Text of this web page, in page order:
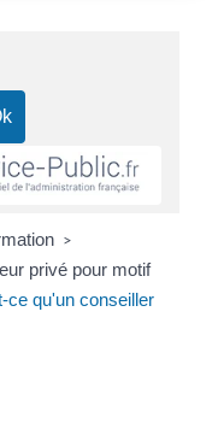
>
privé pour motif
ce qu'un conseiller